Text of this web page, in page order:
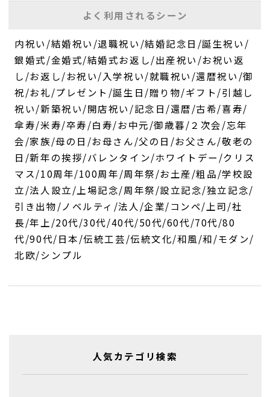
よく利用されるシーン
内祝い/結婚祝い/退職祝い/結婚記念日/誕生祝い/
銀婚式/金婚式/結婚式お返し/出産祝い/お祝い返
し/お返し/お祝い/入学祝い/就職祝い/還暦祝い/御
祝/お礼/プレゼント/誕生日/贈り物/ギフト/引越し
祝い/新築祝い/開店祝い/記念日/還暦/古希/喜寿/
傘寿/米寿/卒寿/白寿/お中元/御歳暮/２次会/忘年
会/家族/母の日/お母さん/父の日/お父さん/敬老の
日/新年の挨拶/バレンタイン/ホワイトデー/クリス
マス/10周年/100周年/周年祭/お土産/粗品/学校設
立/法人設立/上場記念/周年祭/設立記念/独立記念/
引き出物/ノベルティ/法人/企業/コンペ/上司/社
長/年上/20代/30代/40代/50代/60代/70代/80
代/90代/日本/伝統工芸/伝統文化/和風/和/モダン/
北欧/シンプル
人気カテゴリ検索